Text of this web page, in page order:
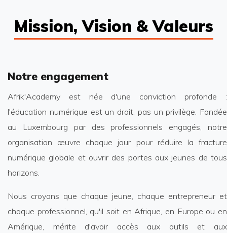
Mission, Vision & Valeurs
Notre engagement
Afrik'Academy est née d'une conviction profonde :
l'éducation numérique est un droit, pas un privilège. Fondée
au Luxembourg par des professionnels engagés, notre
organisation œuvre chaque jour pour réduire la fracture
numérique globale et ouvrir des portes aux jeunes de tous
horizons.
Nous croyons que chaque jeune, chaque entrepreneur et
chaque professionnel, qu'il soit en Afrique, en Europe ou en
Amérique, mérite d'avoir accès aux outils et aux